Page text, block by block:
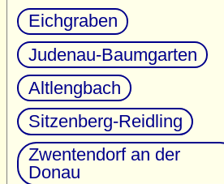
Eichgraben
Judenau-Baumgarten
Altlengbach
Sitzenberg-Reidling
Zwentendorf an der
Donau